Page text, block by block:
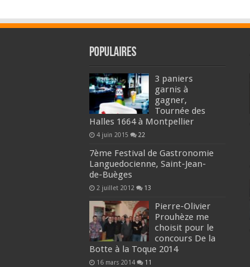
Populaires
3 paniers
garnis à
gagner,
Tournée des
Halles 1664 à Montpellier
4 juin 2015 22
7ème Festival de Gastronomie
Languedocienne, Saint-Jean-
de-Buèges
2 juillet 2012 13
Pierre-Olivier
Prouhèze me
choisit pour le
concours De la
Botte à la Toque 2014
16 mars 2014 11